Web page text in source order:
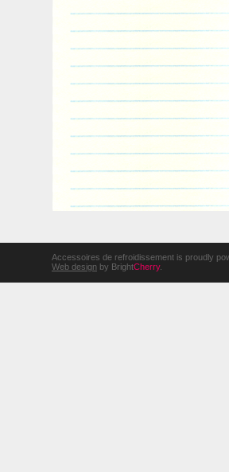
Accessoires de refroidissement is proudly
Web design by BrightCherry.